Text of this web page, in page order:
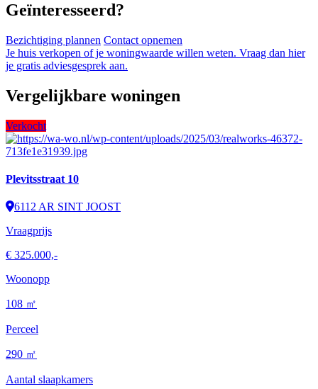
Geïnteresseerd?
Bezichtiging plannen Contact opnemen
Je huis verkopen of je woningwaarde willen weten. Vraag dan hier
je gratis adviesgesprek aan.
Vergelijkbare woningen
Verkocht
Plevitsstraat 10
6112 AR SINT JOOST
Vraagprijs
€ 325.000,-
Woonopp
108 ㎡
Perceel
290 ㎡
Aantal slaapkamers